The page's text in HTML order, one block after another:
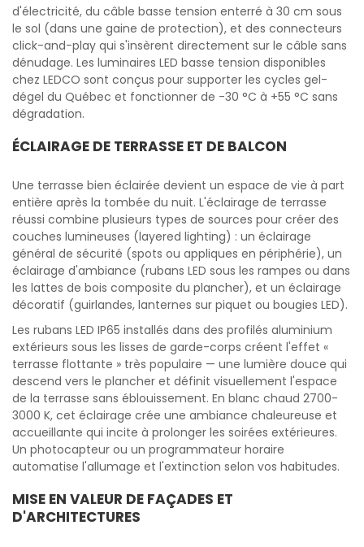
d'électricité, du câble basse tension enterré à 30 cm sous
le sol (dans une gaine de protection), et des connecteurs
click-and-play qui s'insèrent directement sur le câble sans
dénudage. Les luminaires LED basse tension disponibles
chez LEDCO sont conçus pour supporter les cycles gel-
dégel du Québec et fonctionner de -30 °C à +55 °C sans
dégradation.
ÉCLAIRAGE DE TERRASSE ET DE BALCON
Une terrasse bien éclairée devient un espace de vie à part
entière après la tombée du nuit. L'éclairage de terrasse
réussi combine plusieurs types de sources pour créer des
couches lumineuses (layered lighting) : un éclairage
général de sécurité (spots ou appliques en périphérie), un
éclairage d'ambiance (rubans LED sous les rampes ou dans
les lattes de bois composite du plancher), et un éclairage
décoratif (guirlandes, lanternes sur piquet ou bougies LED).
Les rubans LED IP65 installés dans des profilés aluminium
extérieurs sous les lisses de garde-corps créent l'effet «
terrasse flottante » très populaire — une lumière douce qui
descend vers le plancher et définit visuellement l'espace
de la terrasse sans éblouissement. En blanc chaud 2700-
3000 K, cet éclairage crée une ambiance chaleureuse et
accueillante qui incite à prolonger les soirées extérieures.
Un photocapteur ou un programmateur horaire
automatise l'allumage et l'extinction selon vos habitudes.
MISE EN VALEUR DE FAÇADES ET
D'ARCHITECTURES